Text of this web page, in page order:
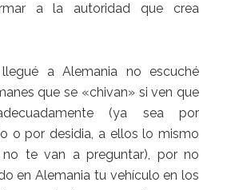
a la autoridad que crea
a Alemania no escuché
que se «chivan» si ven que
(ya sea por
o por desidia, a ellos lo mismo
te van a preguntar), por no
en Alemania tu vehículo en los